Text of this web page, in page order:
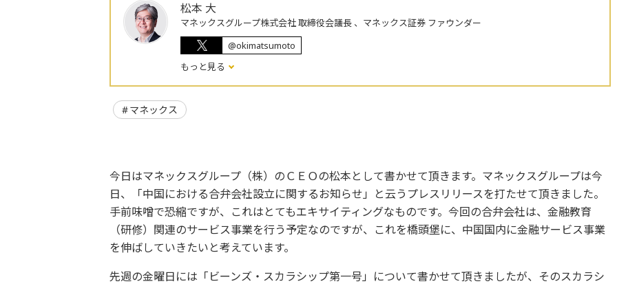
松本 大
マネックスグループ株式会社 取締役会議長 、マネックス証券 ファウンダー
@okimatsumoto
もっと見る
マネックス
今日はマネックスグループ（株）のＣＥＯの松本として書かせて頂きます。マネックスグループは今
日、「中国における合弁会社設立に関するお知らせ」と云うプレスリリースを打たせて頂きました。
手前味噌で恐縮ですが、これはとてもエキサイティングなものです。今回の合弁会社は、金融教育
（研修）関連のサービス事業を行う予定なのですが、これを橋頭堡に、中国国内に金融サービス事業
を伸ばしていきたいと考えています。
先週の金曜日には「ビーンズ・スカラシップ第一号」について書かせて頂きましたが、そのスカラシ